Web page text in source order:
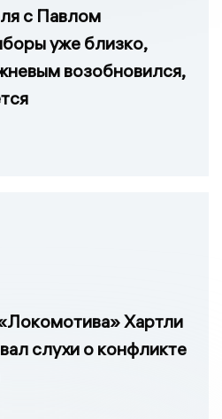
с Павлом
уже близко,
возобновился,
Хартли
слухи о конфликте